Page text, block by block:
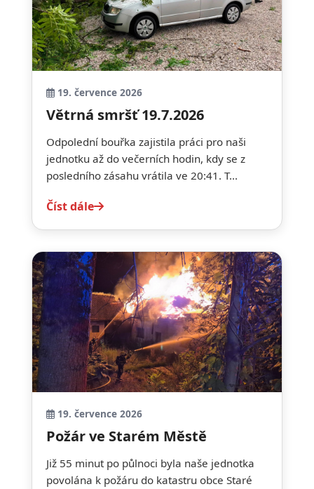
19. července 2026
Větrná smršť 19.7.2026
Odpolední bouřka zajistila práci pro naši
jednotku až do večerních hodin, kdy se z
posledního zásahu vrátila ve 20:41. T...
Číst dále
19. července 2026
Požár ve Starém Městě
Již 55 minut po půlnoci byla naše jednotka
povolána k požáru do katastru obce Staré